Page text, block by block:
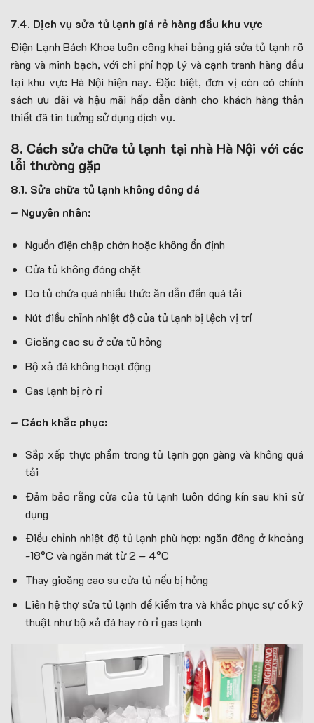
7.4. Dịch vụ sửa tủ lạnh giá rẻ hàng đầu khu vực
Điện Lạnh Bách Khoa luôn công khai bảng giá sửa tủ lạnh rõ
ràng và minh bạch, với chi phí hợp lý và cạnh tranh hàng đầu
tại khu vực Hà Nội hiện nay. Đặc biệt, đơn vị còn có chính
sách ưu đãi và hậu mãi hấp dẫn dành cho khách hàng thân
thiết đã tin tưởng sử dụng dịch vụ.
8. Cách sửa chữa tủ lạnh tại nhà Hà Nội với các
lỗi thường gặp
8.1. Sửa chữa tủ lạnh không đông đá
– Nguyên nhân:
Nguồn điện chập chờn hoặc không ổn định
Cửa tủ không đóng chặt
Do tủ chứa quá nhiều thức ăn dẫn đến quá tải
Nút điều chỉnh nhiệt độ của tủ lạnh bị lệch vị trí
Gioăng cao su ở cửa tủ hỏng
Bộ xả đá không hoạt động
Gas lạnh bị rò rỉ
– Cách khắc phục:
Sắp xếp thực phẩm trong tủ lạnh gọn gàng và không quá
tải
Đảm bảo rằng cửa của tủ lạnh luôn đóng kín sau khi sử
dụng
Điều chỉnh nhiệt độ tủ lạnh phù hợp: ngăn đông ở khoảng
-18°C và ngăn mát từ 2 – 4°C
Thay gioăng cao su cửa tủ nếu bị hỏng
Liên hệ thợ sửa tủ lạnh để kiểm tra và khắc phục sự cố kỹ
thuật như bộ xả đá hay rò rỉ gas lạnh